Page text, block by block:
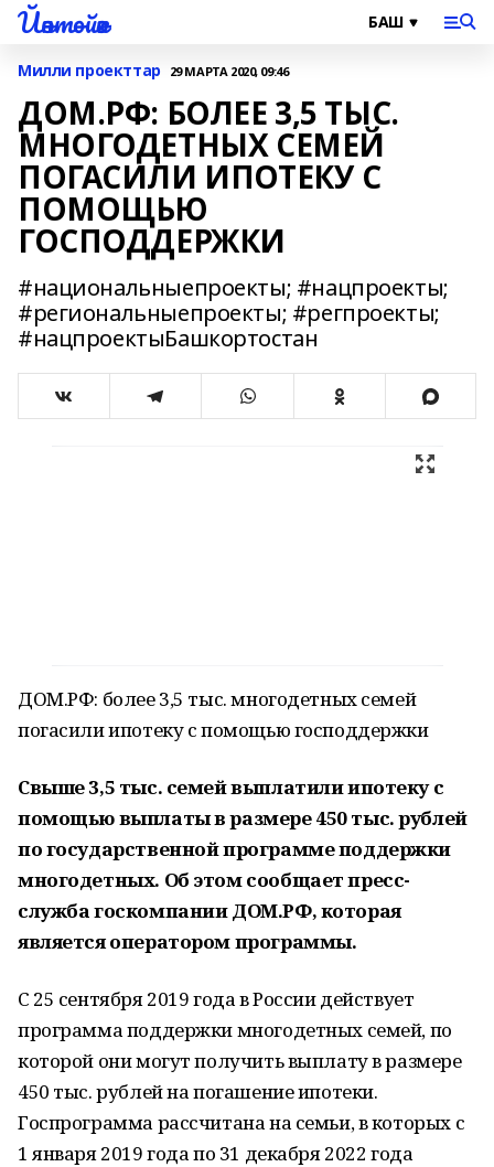
Йәнтөйәк
Милли проекттар 29 МАРТА 2020, 09:46
ДОМ.РФ: БОЛЕЕ 3,5 ТЫС.
МНОГОДЕТНЫХ СЕМЕЙ
ПОГАСИЛИ ИПОТЕКУ С
ПОМОЩЬЮ
ГОСПОДДЕРЖКИ
#национальныепроекты; #нацпроекты;
#региональныепроекты; #регпроекты;
#нацпроектыБашкортостан
ДОМ.РФ: более 3,5 тыс. многодетных семей
погасили ипотеку с помощью господдержки
Свыше 3,5 тыс. семей выплатили ипотеку с
помощью выплаты в размере 450 тыс. рублей
по государственной программе поддержки
многодетных. Об этом сообщает пресс-
служба госкомпании ДОМ.РФ, которая
является оператором программы.
С 25 сентября 2019 года в России действует
программа поддержки многодетных семей, по
которой они могут получить выплату в размере
450 тыс. рублей на погашение ипотеки.
Госпрограмма рассчитана на семьи, в которых с
1 января 2019 года по 31 декабря 2022 года